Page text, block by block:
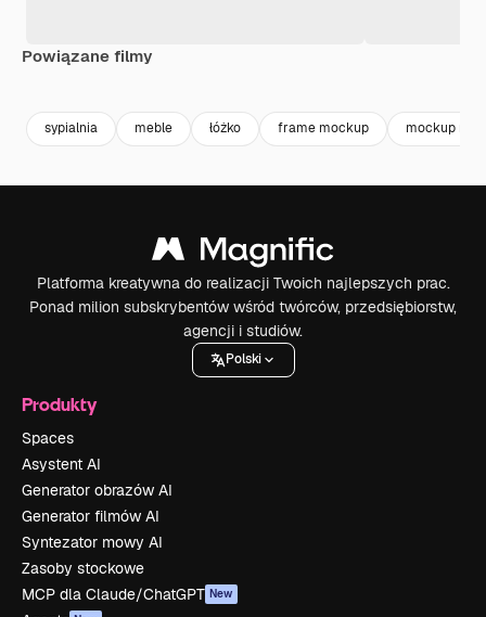
Powiązane filmy
sypialnia meble łóżko frame mockup mockup
Platforma kreatywna do realizacji Twoich najlepszych prac.
Ponad milion subskrybentów wśród twórców, przedsiębiorstw,
agencji i studiów.
Polski
Produkty
Spaces
Asystent AI
Generator obrazów AI
Generator filmów AI
Syntezator mowy AI
Zasoby stockowe
MCP dla Claude/ChatGPT New